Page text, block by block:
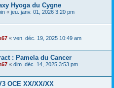
Hyoga du Cygne
« jeu. janv. 01, 2026 3:20 pm
« ven. déc. 19, 2025 10:49 am
: Pamela du Cancer
« dim. déc. 14, 2025 3:53 pm
OCE XX/XX/XX